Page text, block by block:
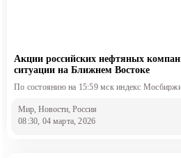
Акции российских нефтяных
ситуации на Ближнем Востоке
По состоянию на 15:59 мск индекс
Мир , Новости , Россия
08:30, 04 марта, 2026